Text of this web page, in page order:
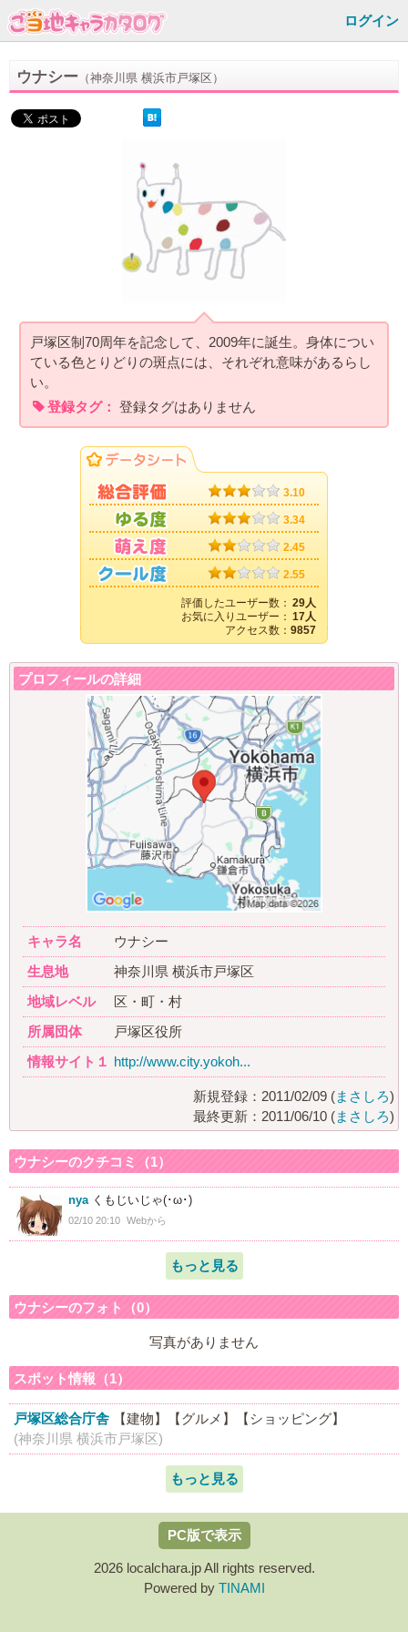
ログイン
ウナシー （神奈川県 横浜市戸塚区）
戸塚区制70周年を記念して、2009年に誕生。身体につい
ている色とりどりの斑点には、それぞれ意味があるらし
い。
登録タグ： 登録タグはありません
3.10
3.34
2.45
2.55
評価したユーザー数： 29人
お気に入りユーザー： 17人
アクセス数： 9857
プロフィールの詳細
キャラ名
ウナシー
生息地
神奈川県 横浜市戸塚区
地域レベル
区・町・村
所属団体
戸塚区役所
情報サイト１ http://www.city.yokoh...
新規登録：2011/02/09 (まさしろ)
最終更新：2011/06/10 (まさしろ)
ウナシーのクチコミ（1）
nyaくもじいじゃ(･ω･)
02/10 20:10 Webから
もっと見る
ウナシーのフォト（0）
写真がありません
スポット情報（1）
戸塚区総合庁舎 【建物】 【グルメ】
【ショッピング】
(神奈川県 横浜市戸塚区)
もっと見る
PC版で表示
2026 localchara.jp All rights reserved.
Powered by TINAMI